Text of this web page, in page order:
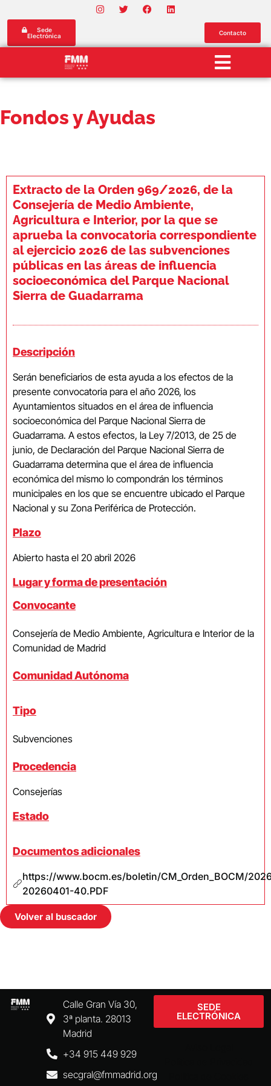
Sede
Electrónica
Contacto
Fondos y Ayudas
Extracto de la Orden 969/2026, de la
Consejería de Medio Ambiente,
Agricultura e Interior, por la que se
aprueba la convocatoria correspondiente
al ejercicio 2026 de las subvenciones
públicas en las áreas de influencia
socioeconómica del Parque Nacional
Sierra de Guadarrama
Descripción
Serán beneficiarios de esta ayuda a los efectos de la
presente convocatoria para el año 2026, los
Ayuntamientos situados en el área de influencia
socioeconómica del Parque Nacional Sierra de
Guadarrama. A estos efectos, la Ley 7/2013, de 25 de
junio, de Declaración del Parque Nacional Sierra de
Guadarrama determina que el área de influencia
económica del mismo lo compondrán los términos
municipales en los que se encuentre ubicado el Parque
Nacional y su Zona Periférica de Protección.
Plazo
Abierto hasta el 20 abril 2026
Lugar y forma de presentación
Convocante
Consejería de Medio Ambiente, Agricultura e Interior de la
Comunidad de Madrid
Comunidad Autónoma
Tipo
Subvenciones
Procedencia
Consejerías
Estado
Documentos adicionales
https://www.bocm.es/boletin/CM_Orden_BOCM/
20260401-40.PDF
Volver al buscador
Calle Gran Vía 30,
3ª planta. 28013
Madrid
+34 915 449 929
secgral@fmmadrid.org
SEDE
ELECTRÓNICA